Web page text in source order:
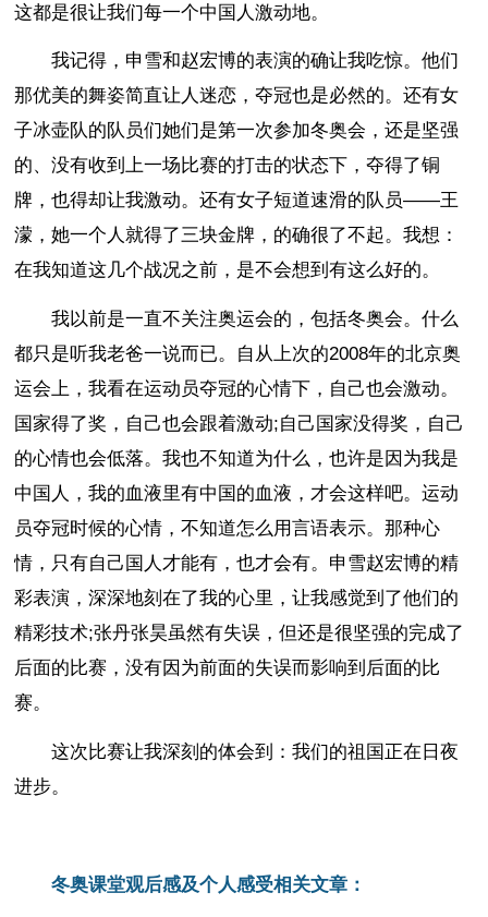
这都是很让我们每一个中国人激动地。
我记得，申雪和赵宏博的表演的确让我吃惊。他们
那优美的舞姿简直让人迷恋，夺冠也是必然的。还有女
子冰壶队的队员们她们是第一次参加冬奥会，还是坚强
的、没有收到上一场比赛的打击的状态下，夺得了铜
牌，也得却让我激动。还有女子短道速滑的队员——王
濛，她一个人就得了三块金牌，的确很了不起。我想：
在我知道这几个战况之前，是不会想到有这么好的。
我以前是一直不关注奥运会的，包括冬奥会。什么
都只是听我老爸一说而已。自从上次的2008年的北京奥
运会上，我看在运动员夺冠的心情下，自己也会激动。
国家得了奖，自己也会跟着激动;自己国家没得奖，自己
的心情也会低落。我也不知道为什么，也许是因为我是
中国人，我的血液里有中国的血液，才会这样吧。运动
员夺冠时候的心情，不知道怎么用言语表示。那种心
情，只有自己国人才能有，也才会有。申雪赵宏博的精
彩表演，深深地刻在了我的心里，让我感觉到了他们的
精彩技术;张丹张昊虽然有失误，但还是很坚强的完成了
后面的比赛，没有因为前面的失误而影响到后面的比
赛。
这次比赛让我深刻的体会到：我们的祖国正在日夜
进步。
冬奥课堂观后感及个人感受相关文章：